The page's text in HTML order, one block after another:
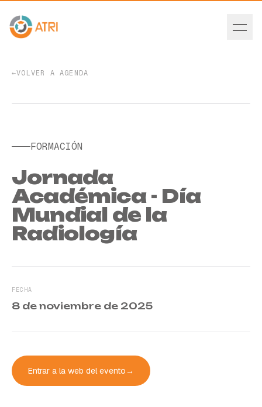
←VOLVER A AGENDA
FORMACIÓN
Jornada
Académica - Día
Mundial de la
Radiología
FECHA
8 de noviembre de 2025
Entrar a la web del evento→